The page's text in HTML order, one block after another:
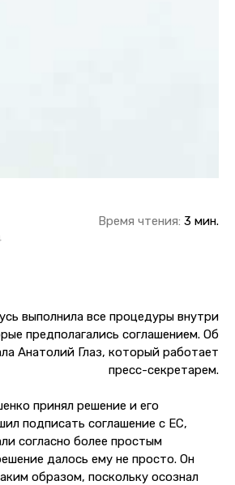
Время чтения: 3 мин.
выполнила все процедуры внутри
предполагались соглашением. Об
Анатолий Глаз, который работает
пресс-секретарем.
принял решение и его
подписать соглашение с ЕС,
согласно более простым
далось ему не просто. Он
образом, поскольку осознал